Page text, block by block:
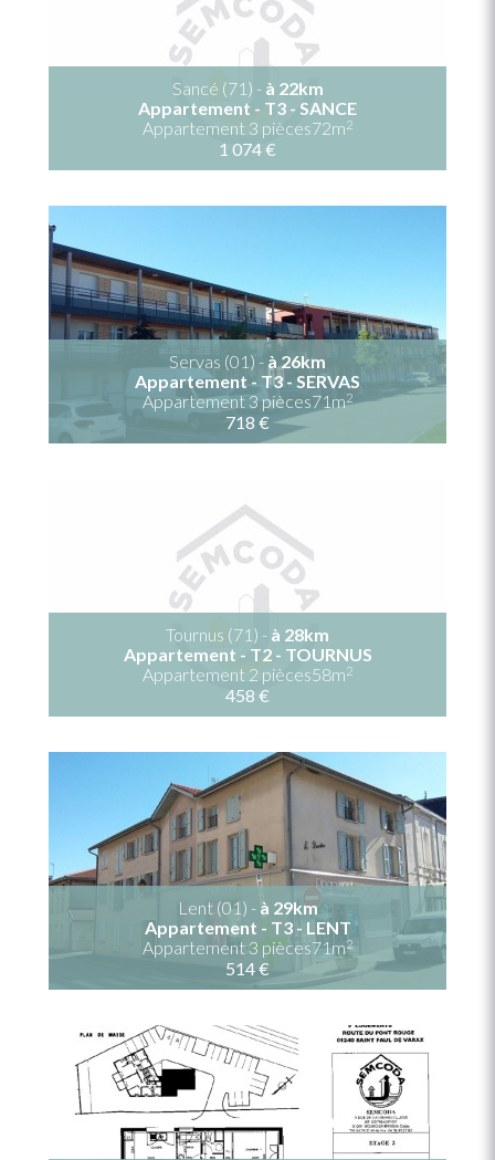
Sancé (71) - à 22km
Appartement - T3 - SANCE
Appartement 3 pièces72m2
1 074 €
Servas (01) - à 26km
Appartement - T3 - SERVAS
Appartement 3 pièces71m2
718 €
Tournus (71) - à 28km
Appartement - T2 - TOURNUS
Appartement 2 pièces58m2
458 €
Lent (01) - à 29km
Appartement - T3 - LENT
Appartement 3 pièces71m2
514 €